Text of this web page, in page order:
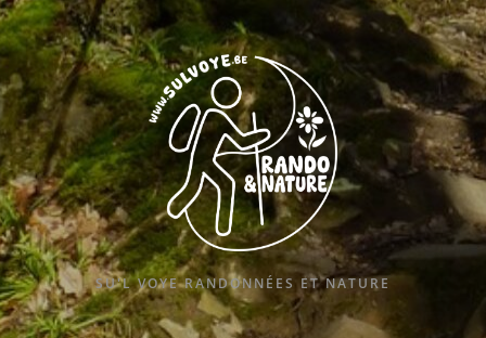
SU'L VOYE RANDONNÉES ET NATURE